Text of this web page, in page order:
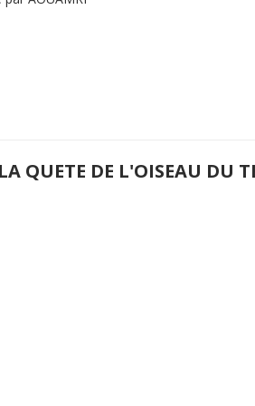
LA QUETE DE L'OISEAU DU